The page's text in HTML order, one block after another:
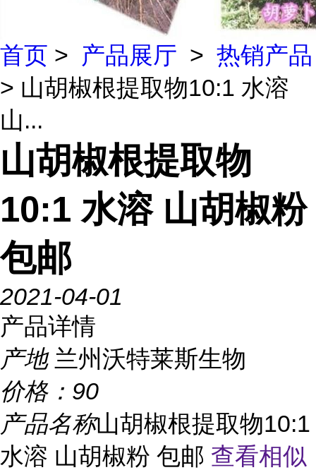
首页 > 产品展厅 > 热销产品
> 山胡椒根提取物10:1 水溶
山...
山胡椒根提取物
10:1 水溶 山胡椒粉
包邮
2021-04-01
产品详情
产地 兰州沃特莱斯生物
价格： 90
产品名称山胡椒根提取物10:1
水溶 山胡椒粉 包邮 查看相似